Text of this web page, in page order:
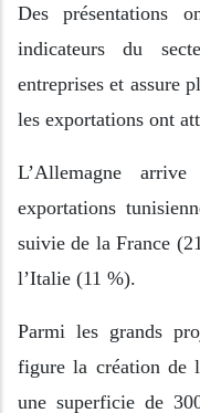
Des présentations
indicateurs du
entreprises et assure
les exportations ont
L’Allemagne
exportations
suivie de la France
l’Italie (11 %).
Parmi les grands
figure la création de
une superficie de